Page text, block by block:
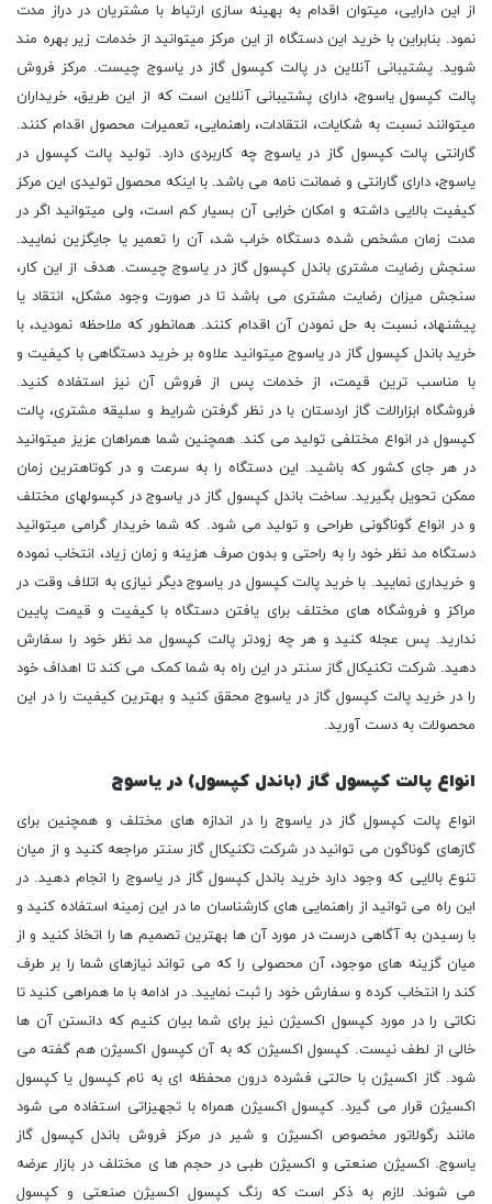
از این دارایی، میتوان اقدام به بهینه سازی ارتباط با مشتریان در دراز مدت
نمود. بنابراین با خرید این دستگاه از این مرکز میتوانید از خدمات زیر بهره مند
شوید. پشتیبانی آنلاین در پالت کپسول گاز در یاسوج چیست. مرکز فروش
پالت کپسول یاسوج، دارای پشتیبانی آنلاین است که از این طریق، خریداران
میتوانند نسبت به شکایات، انتقادات، راهنمایی، تعمیرات محصول اقدام کنند.
گارانتی پالت کپسول گاز در یاسوج چه کاربردی دارد. تولید پالت کپسول در
یاسوج، دارای گارانتی و ضمانت نامه می باشد. با اینکه محصول تولیدی این مرکز
کیفیت بالایی داشته و امکان خرابی آن بسیار کم است، ولی میتوانید اگر در
مدت زمان مشخص شده دستگاه خراب شد، آن را تعمیر یا جایگزین نمایید.
سنجش رضایت مشتری باندل کپسول گاز در یاسوج چیست. هدف از این کار،
سنجش میزان رضایت مشتری می باشد تا در صورت وجود مشکل، انتقاد یا
پیشنهاد، نسبت به حل نمودن آن اقدام کنند. همانطور که ملاحظه نمودید، با
خرید باندل کپسول گاز در یاسوج میتوانید علاوه بر خرید دستگاهی با کیفیت و
با مناسب ترین قیمت، از خدمات پس از فروش آن نیز استفاده کنید.
فروشگاه ابزارالات گاز اردستان با در نظر گرفتن شرایط و سلیقه مشتری، پالت
کپسول در انواع مختلفی تولید می کند. همچنین شما همراهان عزیز میتوانید
در هر جای کشور که باشید. این دستگاه را به سرعت و در کوتاهترین زمان
ممکن تحویل بگیرید. ساخت باندل کپسول گاز در یاسوج در کپسولهای مختلف
و در انواع گوناگونی طراحی و تولید می شود. که شما خریدار گرامی میتوانید
دستگاه مد نظر خود را به راحتی و بدون صرف هزینه و زمان زیاد، انتخاب نموده
و خریداری نمایید. با خرید پالت کپسول در یاسوج دیگر نیازی به اتلاف وقت در
مراکز و فروشگاه های مختلف برای یافتن دستگاه با کیفیت و قیمت پایین
ندارید. پس عجله کنید و هر چه زودتر پالت کپسول مد نظر خود را سفارش
دهید. شرکت تکنیکال گاز سنتر در این راه به شما کمک می کند تا اهداف خود
را در خرید پالت کپسول گاز در یاسوج محقق کنید و بهترین کیفیت را در این
محصولات به دست آورید.
انواع پالت کپسول گاز (باندل کپسول) در یاسوج
انواع پالت کپسول گاز در یاسوج را در اندازه های مختلف و همچنین برای
گازهای گوناگون می توانید در شرکت تکنیکال گاز سنتر مراجعه کنید و از میان
تنوع بالایی که وجود دارد خرید باندل کپسول گاز در یاسوج را انجام دهید. در
این راه می توانید از راهنمایی های کارشناسان ما در این زمینه استفاده کنید و
با رسیدن به آگاهی درست در مورد آن ها بهترین تصمیم ها را اتخاذ کنید و از
میان گزینه های موجود، آن محصولی را که می تواند نیازهای شما را بر طرف
کند را انتخاب کرده و سفارش خود را ثبت نمایید. در ادامه با ما همراهی کنید تا
نکاتی را در مورد کپسول اکسیژن نیز برای شما بیان کنیم که دانستن آن ها
خالی از لطف نیست. کپسول اکسیژن که به آن کپسول اکسیژن هم گفته می
شود. گاز اکسیژن با حالتی فشرده درون محفظه ای به نام کپسول یا کپسول
اکسیژن قرار می گیرد. کپسول اکسیژن همراه با تجهیزاتی استفاده می شود
مانند رگولاتور مخصوص اکسیژن و شیر در مرکز فروش باندل کپسول گاز
یاسوج. اکسیژن صنعتی و اکسیژن طبی در حجم ها ی مختلف در بازار عرضه
می شوند. لازم به ذکر است که رنگ کپسول اکسیژن صنعتی و کپسول